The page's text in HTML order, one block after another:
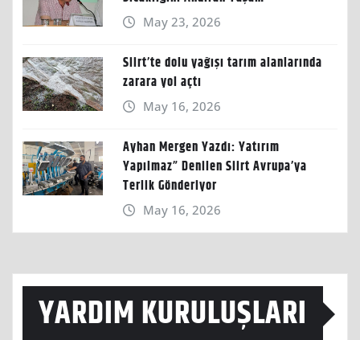
May 23, 2026
Siirt’te dolu yağışı tarım alanlarında
zarara yol açtı
May 16, 2026
Ayhan Mergen Yazdı: Yatırım
Yapılmaz” Denilen Siirt Avrupa’ya
Terlik Gönderiyor
May 16, 2026
YARDIM KURULUŞLARI